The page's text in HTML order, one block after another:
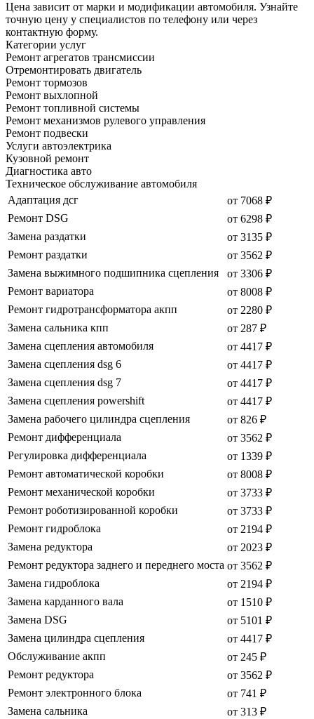
Цена зависит от марки и модификации автомобиля. Узнайте
точную цену у специалистов по телефону или через
контактную форму.
Категории услуг
Ремонт агрегатов трансмиссии
Отремонтировать двигатель
Ремонт тормозов
Ремонт выхлопной
Ремонт топливной системы
Ремонт механизмов рулевого управления
Ремонт подвески
Услуги автоэлектрика
Кузовной ремонт
Диагностика авто
Техническое обслуживание автомобиля
Адаптация дсг
от 7068 ₽
Ремонт DSG
от 6298 ₽
Замена раздатки
от 3135 ₽
Ремонт раздатки
от 3562 ₽
Замена выжимного подшипника сцепления
от 3306 ₽
Ремонт вариатора
от 8008 ₽
Ремонт гидротрансформатора акпп
от 2280 ₽
Замена сальника кпп
от 287 ₽
Замена сцепления автомобиля
от 4417 ₽
Замена сцепления dsg 6
от 4417 ₽
Замена сцепления dsg 7
от 4417 ₽
Замена сцепления powershift
от 4417 ₽
Замена рабочего цилиндра сцепления
от 826 ₽
Ремонт дифференциала
от 3562 ₽
Регулировка дифференциала
от 1339 ₽
Ремонт автоматической коробки
от 8008 ₽
Ремонт механической коробки
от 3733 ₽
Ремонт роботизированной коробки
от 3733 ₽
Ремонт гидроблока
от 2194 ₽
Замена редуктора
от 2023 ₽
Ремонт редуктора заднего и переднего моста от 3562 ₽
Замена гидроблока
от 2194 ₽
Замена карданного вала
от 1510 ₽
Замена DSG
от 5101 ₽
Замена цилиндра сцепления
от 4417 ₽
Обслуживание акпп
от 245 ₽
Ремонт редуктора
от 3562 ₽
Ремонт электронного блока
от 741 ₽
Замена сальника
от 313 ₽